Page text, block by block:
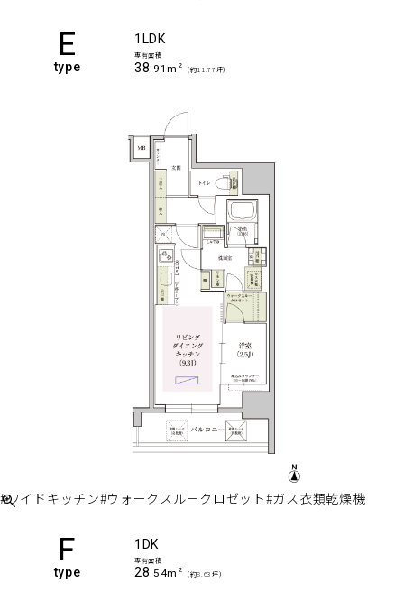
E
type
1LDK
専有面積
38 .91m 2 （約11.77坪）
#ワイドキッチン#ウォークスルークロゼット#ガス衣類乾燥機
F
type
1DK
専有面積
28.54m 2 （約8.63坪）